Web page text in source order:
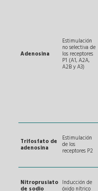
Adenosina
Estimulación
no selectiva de
los receptores
P1 (A1, A2A,
A2B y A3)
Trifosfato de
adenosina
Estimulación
de los
receptores P2
Nitroprusiato
de sodio
Inducción de
óxido nítrico